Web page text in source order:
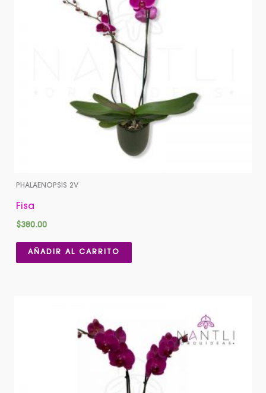
PHALAENOPSIS 2V
Fisa
$380.00
AÑADIR AL CARRITO